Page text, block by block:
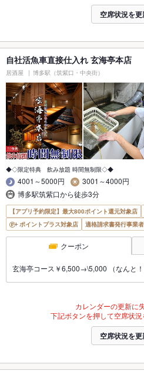
空席状況を
自社活魚車直接仕入れ 玄海亭本店
居酒屋 博多駅（筑紫口・中央街）
◆◇限定特典 飲み放題 時間無制限◇◆
4001～5000円
3001～4000円
博多駅筑紫口から徒歩3分
【アプリ予約限定】最大800ポイント還元対象店
ポイントプラス対象店
適格請求書発行事業者
クーポン
玄海亭コース￥6,500→\5,000 （なんと！
カレンダーの更新に
下記ボタンを押して空席状況
空席状況を